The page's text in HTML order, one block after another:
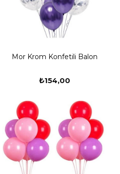
Mor Krom Konfetili Balon
₺154,00